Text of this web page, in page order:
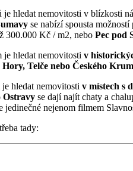
nemovitosti v blízkosti
se nabízí spousta
300.000 Kč / m2, nebo Pec pod
nemovitosti v
Telče nebo Českého
nemovitosti v místech s
Ostravy se dají najít chaty a
jedinečné nejenom filmem
tady: